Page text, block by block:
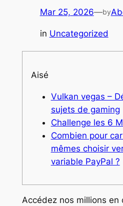
Mar 25, 2026—by
in Uncategorized
Aisé
Vulkan vegas –
sujets de gaming
Challenge les 6
Combien pour
mêmes choisir
variable PayPal ?
Accédez nos millions en